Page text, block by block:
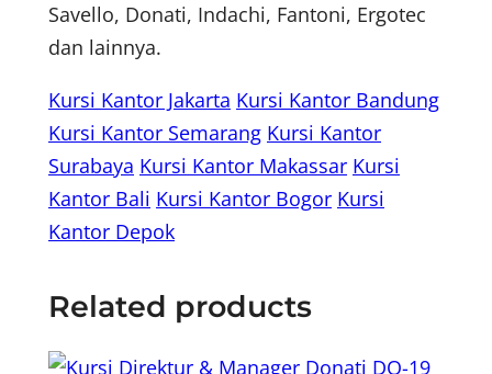
Savello, Donati, Indachi, Fantoni, Ergotec
dan lainnya.
Kursi Kantor Jakarta Kursi Kantor Bandung
Kursi Kantor Semarang Kursi Kantor
Surabaya Kursi Kantor Makassar Kursi
Kantor Bali Kursi Kantor Bogor Kursi
Kantor Depok
Related products